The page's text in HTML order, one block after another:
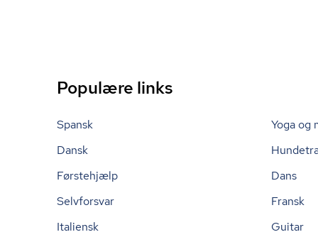
Populære links
Spansk
Yoga og
Dansk
Førstehjælp
Dans
Selvforsvar
Fransk
Italiensk
Guitar